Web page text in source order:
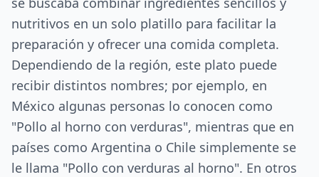
nutritivos en un solo platillo para facilitar la
preparación y ofrecer una comida completa.
Dependiendo de la región, este plato puede
recibir distintos nombres; por ejemplo, en
México algunas personas lo conocen como
"Pollo al horno con verduras", mientras que en
países como Argentina o Chile simplemente se
le llama "Pollo con verduras al horno". En otros